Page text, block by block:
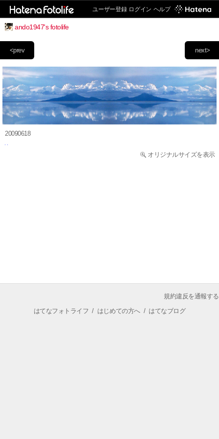
ユーザー登録 ログイン ヘルプ
ando1947's fotolife
next>
<prev
20090618
オリジナルサイズを表示
規約違反を通報する
はてなフォトライフ / はじめての方へ/ はてなブログ